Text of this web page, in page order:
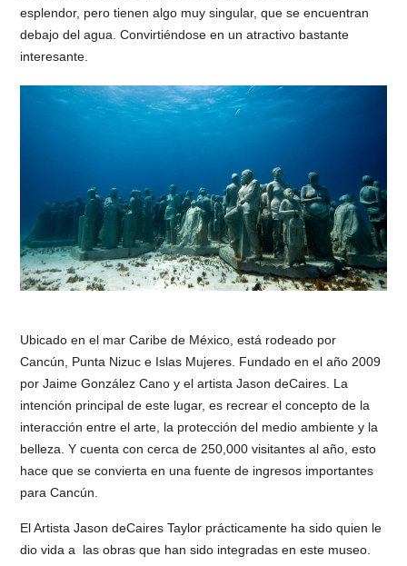
esplendor, pero tienen algo muy singular, que se encuentran
debajo del agua. Convirtiéndose en un atractivo bastante
interesante.
Ubicado en el mar Caribe de México, está rodeado por
Cancún, Punta Nizuc e Islas Mujeres. Fundado en el año 2009
por Jaime González Cano y el artista Jason deCaires. La
intención principal de este lugar, es recrear el concepto de la
interacción entre el arte, la protección del medio ambiente y la
belleza. Y cuenta con cerca de 250,000 visitantes al año, esto
hace que se convierta en una fuente de ingresos importantes
para Cancún.
El Artista Jason deCaires Taylor prácticamente ha sido quien le
dio vida a las obras que han sido integradas en este museo.